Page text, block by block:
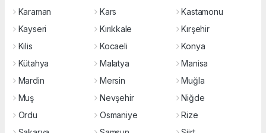
Karaman
Kars
Kastamonu
Kayseri
Kırıkkale
Kırşehir
Kilis
Kocaeli
Konya
Kütahya
Malatya
Manisa
Mardin
Mersin
Muğla
Muş
Nevşehir
Niğde
Ordu
Osmaniye
Rize